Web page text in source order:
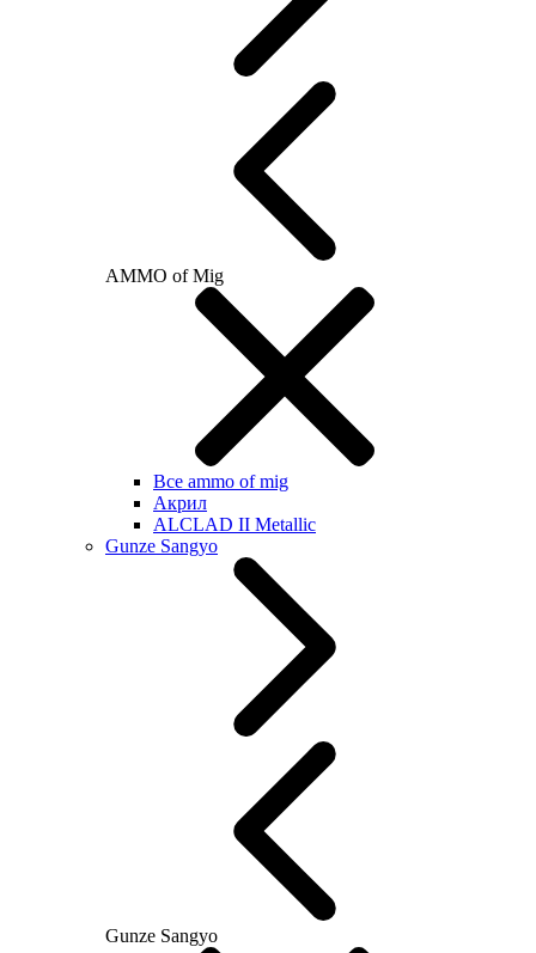
AMMO of Mig
Все ammo of mig
Акрил
ALCLAD II Metallic
Gunze Sangyo
Gunze Sangyo